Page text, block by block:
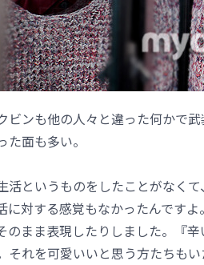
ビンも他の人々と違った何かで
た面も多い。
活というものをしたことがなく
に対する感覚もなかったんです
のまま表現したりしました。『
それを可愛いいと思う方たちも